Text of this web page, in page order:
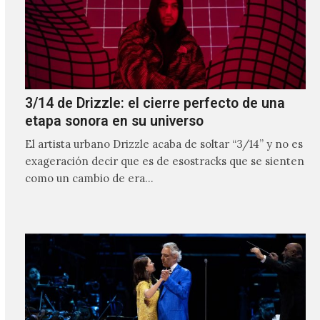
3/14 de Drizzle: el cierre perfecto de una
etapa sonora en su universo
El artista urbano Drizzle acaba de soltar “3/14” y no es
exageración decir que es de esostracks que se sienten
como un cambio de era…